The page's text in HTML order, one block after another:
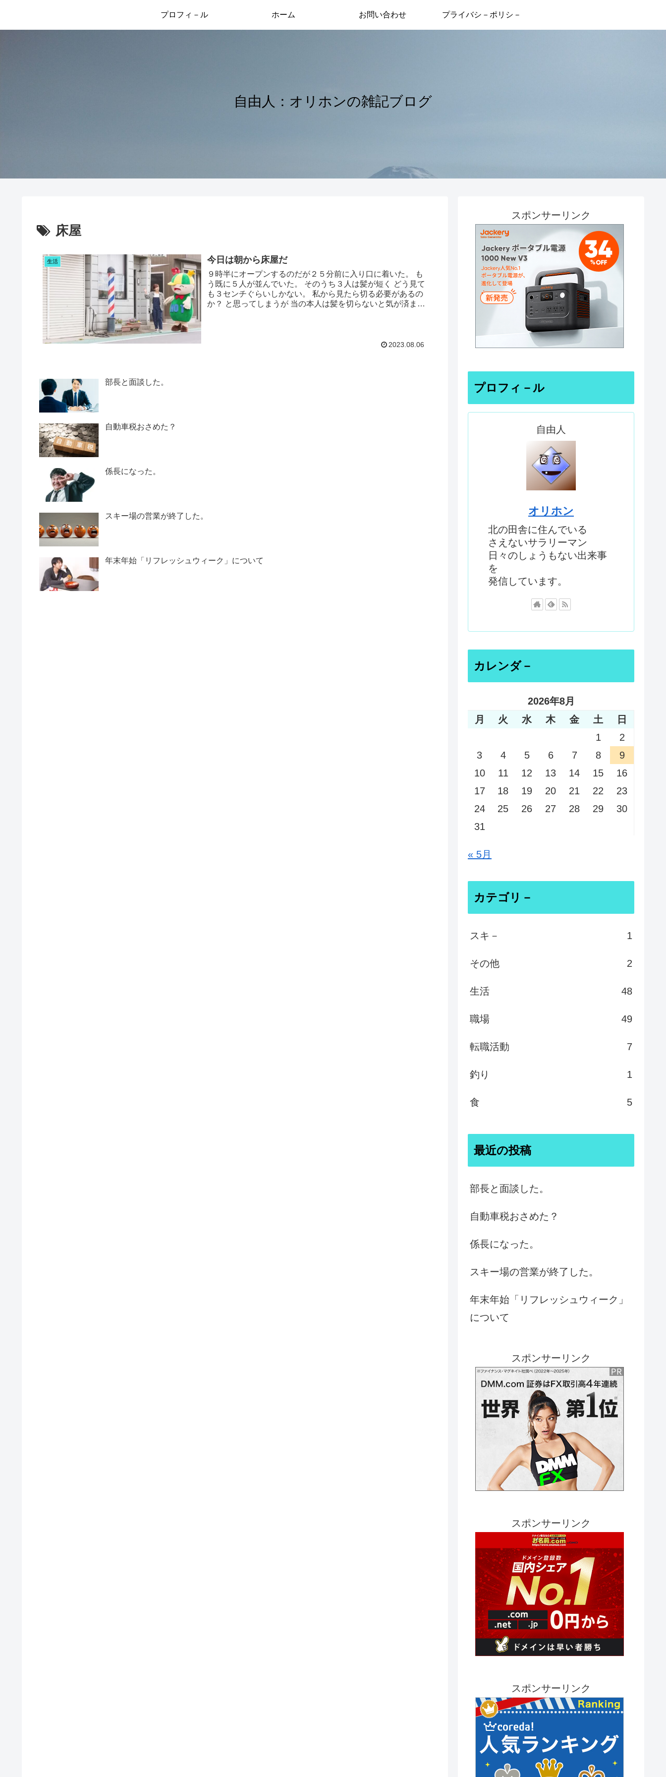
自由人：オリホンの雑記ブログ
プロフィ－ル ホーム お問い合わせ プライバシ－ポリシ－
床屋
生活 今日は朝から床屋だ
９時半にオープンするのだが２５分前に入り口に着いた。 も
う既に５人が並んでいた。 そのうち３人は髪が短く どう見て
も３センチぐらいしかない。 私から見たら切る必要があるの
か？ と思ってしまうが 当の本人は髪を切らないと気が済まな
2023.08.06
部長と面談した。
自動車税おさめた？
係長になった。
スキー場の営業が終了した。
年末年始「リフレッシュウィーク」について
スポンサーリンク
プロフィ－ル
自由人
オリホン
北の田舎に住んでいる
さえないサラリーマン
日々のしょうもない出来事
を
発信しています。
カレンダ－
2026年8月
月
火 水 木 金 土
日
1
2
3
4 5 6 7 8
9
10
11 12 13 14 15
16
17
18 19 20 21 22
23
24
25 26 27 28 29
30
31
« 5月
カテゴリ－
スキ－ 1
その他 2
生活 48
職場 49
転職活動 7
釣り 1
食 5
最近の投稿
部長と面談した。
自動車税おさめた？
係長になった。
スキー場の営業が終了した。
年末年始「リフレッシュウィーク」
について
スポンサーリンク
スポンサーリンク
スポンサーリンク